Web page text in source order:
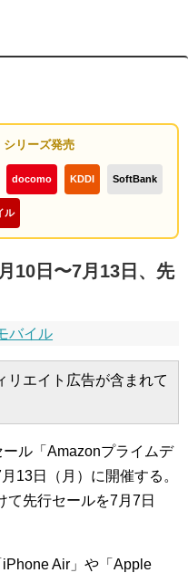
シリーズ発売
docomo KDDI SoftBank
ル
10日〜7月13日、先
バイル
エイト広告が含まれて
ル「Amazonプライムデ
13日（月）に開催する。
て先行セールを7月7日
Air」や「Apple